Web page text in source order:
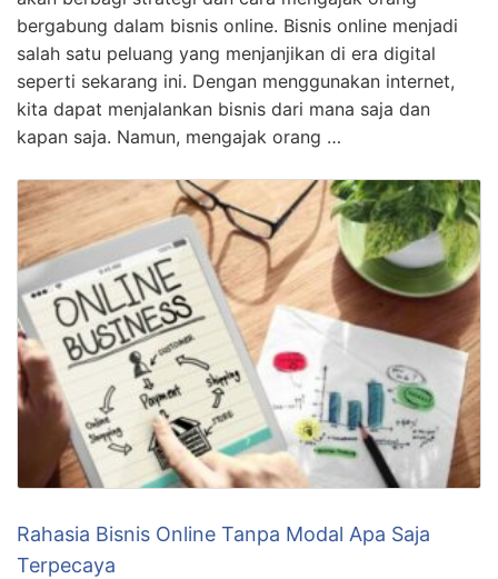
bergabung dalam bisnis online. Bisnis online menjadi
salah satu peluang yang menjanjikan di era digital
seperti sekarang ini. Dengan menggunakan internet,
kita dapat menjalankan bisnis dari mana saja dan
kapan saja. Namun, mengajak orang …
Rahasia Bisnis Online Tanpa Modal Apa Saja
Terpecaya